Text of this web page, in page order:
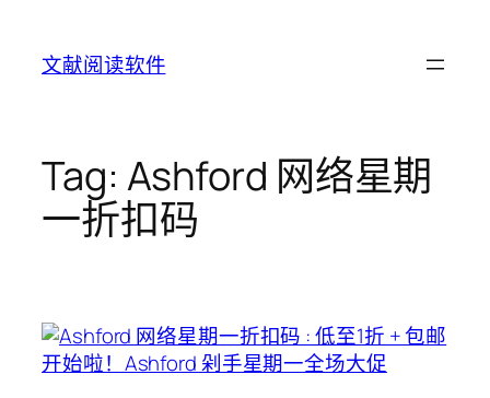
content
文献阅读软件
Tag: Ashford 网络星期
一折扣码